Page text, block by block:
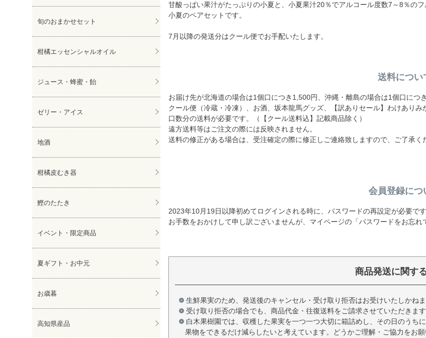
旬のおまかせセット
柑橘エッセンシャルオイル
ジュース・蜂蜜・飴
ゼリー・アイス
地酒
柑橘皮むき器
鰹のたたき
イベント・限定商品
夏ギフト・お中元
お歳暮
高知県産品
甘酸っぱい果汁がたっぷりの小夏と、小夏果汁20％でアルコール度数7～8％のフ
小夏のペアセットです。
7月以降の発送分はクール便でお手配いたします。
送料につい
お届け先が北海道の場合は1個口につき1,500円、沖縄・離島の場合は1個口につ
クール便（冷蔵・冷凍）、お酒、坂本龍馬グッズ、【訳ありセール】わけあり
口数分の送料が必要です。（【クール送料込】記載商品除く）
遠方送料等はご注文の際には反映されません。
送料の修正がある場合は、受注確定の際に修正しご連絡致しますので、ご了承く
会員登録につ
2023年10月19日以降初めてログインされる時に、パスワードの再設定が必要です
お手数をおかけして申し訳ございませんが、マイページの「パスワードをお忘れ
商品発送に関す
生鮮果実のため、発送後のキャンセル・受け取り拒否はお受けいたしかね
受け取り拒否の場合でも、商品代金・往復送料をご請求させていただきます
白木果樹園では、収穫した果実を一つ一つ大切に箱詰めし、その日のうち
果物をできるだけ減らしたいと考えています。どうかご理解・ご協力をお願